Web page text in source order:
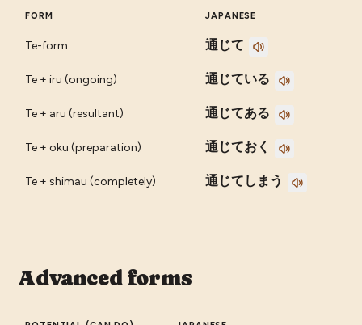
FORM JAPANESE
Te-form 通じて
Te + iru (ongoing) 通じている
Te + aru (resultant) 通じてある
Te + oku (preparation) 通じておく
Te + shimau (completely) 通じてしまう
Advanced forms